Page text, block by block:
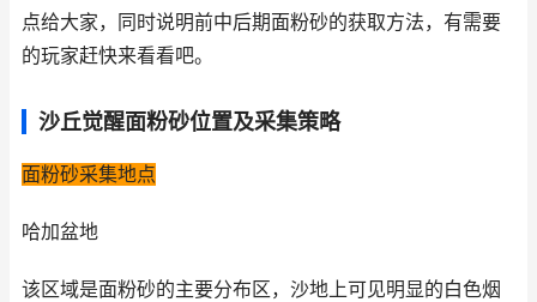
点给大家，同时说明前中后期面粉砂的获取方法，有需要
的玩家赶快来看看吧。
沙丘觉醒面粉砂位置及采集策略
面粉砂采集地点
哈加盆地
该区域是面粉砂的主要分布区，沙地上可见明显的白色烟